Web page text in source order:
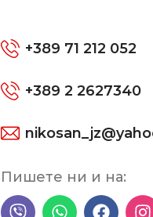
+389 71 212 052
+389 2 2627340
Пишете ни и на:
АДИТИВИ
530,00ден
ДОДАЈ ВО
SKU: